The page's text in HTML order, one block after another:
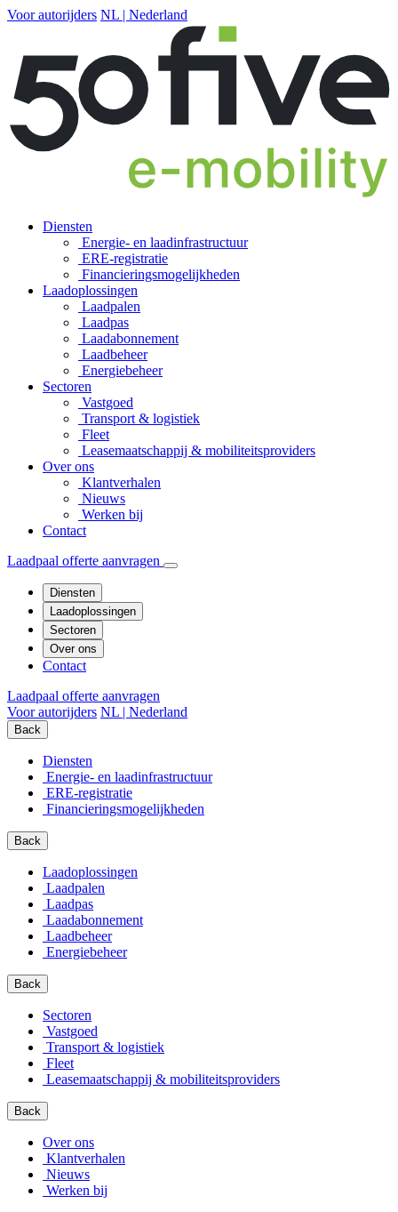
Voor autorijders NL | Nederland
Diensten
Energie- en laadinfrastructuur
ERE-registratie
Financierings­mogelijkheden
Laadoplossingen
Laadpalen
Laadpas
Laadabonnement
Laadbeheer
Energiebeheer
Sectoren
Vastgoed
Transport & logistiek
Fleet
Leasemaatschappij & mobiliteitsproviders
Over ons
Klantverhalen
Nieuws
Werken bij
Contact
Laadpaal offerte aanvragen
Diensten
Laadoplossingen
Sectoren
Over ons
Contact
Laadpaal offerte aanvragen
Voor autorijders NL | Nederland
Back
Diensten
Energie- en laadinfrastructuur
ERE-registratie
Financierings­mogelijkheden
Back
Laadoplossingen
Laadpalen
Laadpas
Laadabonnement
Laadbeheer
Energiebeheer
Back
Sectoren
Vastgoed
Transport & logistiek
Fleet
Leasemaatschappij & mobiliteitsproviders
Back
Over ons
Klantverhalen
Nieuws
Werken bij